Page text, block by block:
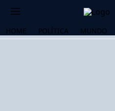
HOME POLÍTICA MUNDO